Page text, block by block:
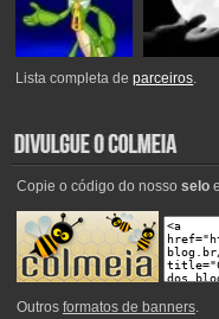
Lista completa deparceiros.
Copie o código do nosso selo
Outros formatos de banners.